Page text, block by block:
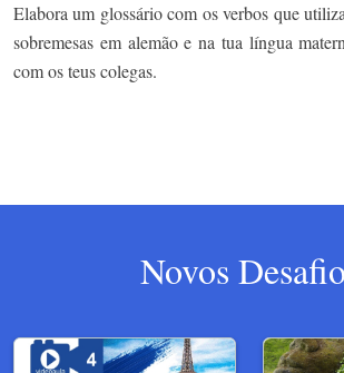
Elabora um glossário com os verbos que
sobremesas em alemão e na tua língua
com os teus colegas.
Novos